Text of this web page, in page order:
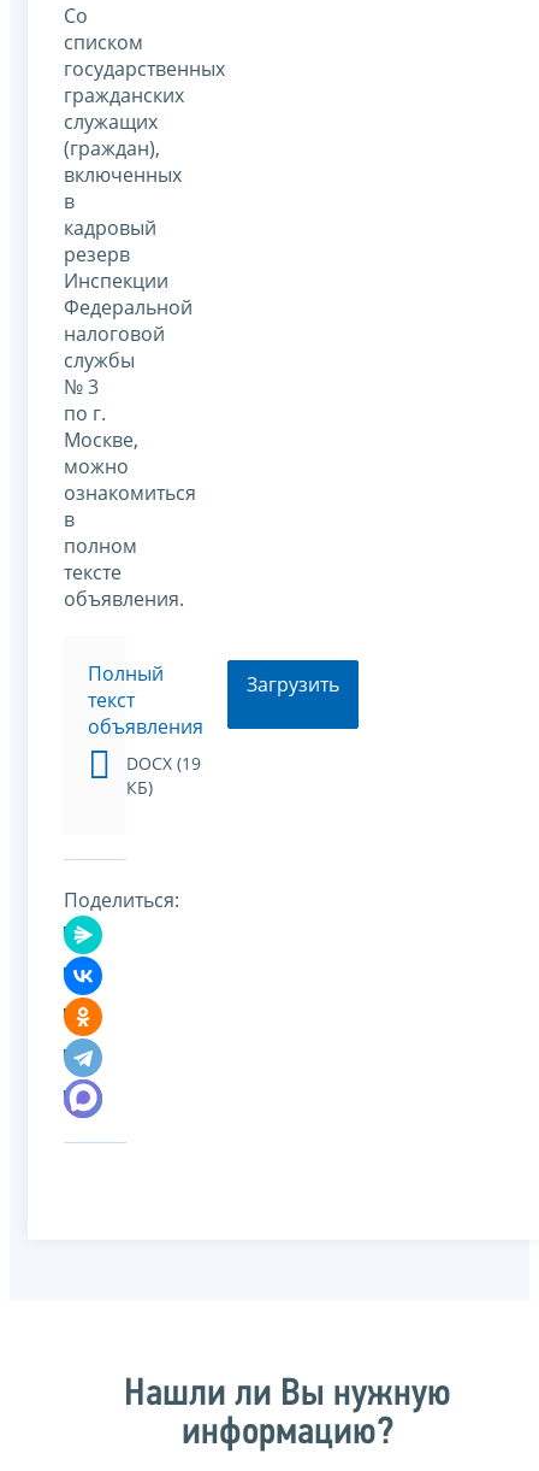
Со
списком
государственных
гражданских
служащих
(граждан),
включенных
в
кадровый
резерв
Инспекции
Федеральной
налоговой
службы
№ 3
по г.
Москве,
можно
ознакомиться
в
полном
тексте
объявления.
Полный
текст
объявления
DOCX (19
КБ)
Загрузить
Поделиться:
Нашли ли Вы нужную
информацию?